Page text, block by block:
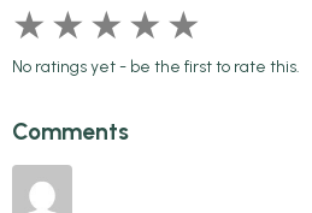
★ ★ ★ ★ ★
No ratings yet - be the first to rate this.
Comments